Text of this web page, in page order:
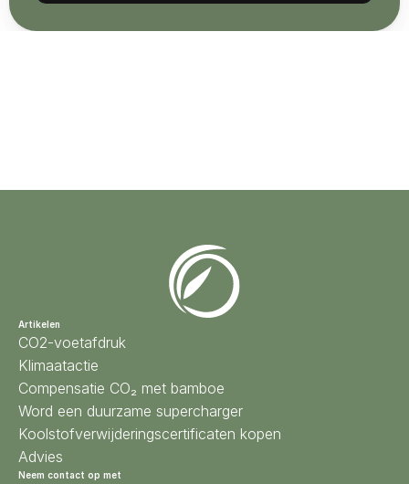
Artikelen
CO2-voetafdruk
Klimaatactie
Compensatie CO₂ met bamboe
Word een duurzame supercharger
Koolstofverwijderingscertificaten kopen
Advies
Neem contact op met